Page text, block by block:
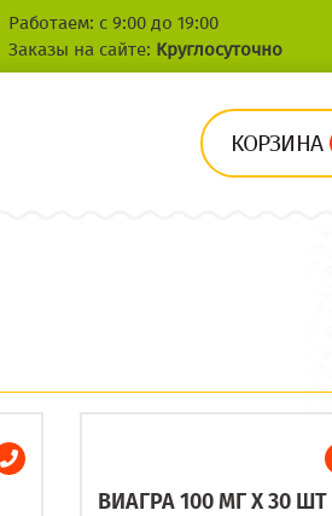
Работаем: с 9:00 до 19:00
Заказы на сайте: Круглосуточно
КОРЗИНА
ВИАГРА 100 МГ X 30 ШТ